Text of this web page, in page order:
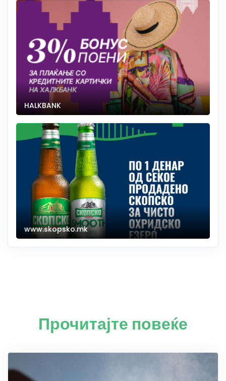
HALKBANK
www.skopsko.mk
Прочитајте повеќе